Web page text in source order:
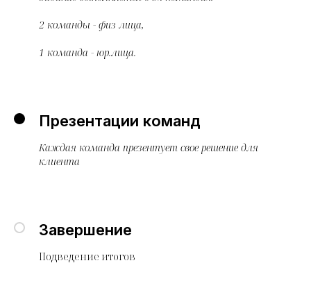
2 команды - физ лица,
1 команда - юр.лица.
Презентации команд
Каждая команда презентует свое решение для
клиента
Завершение
Подведение итогов